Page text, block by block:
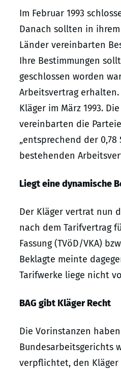
Im Februar 1993
Danach sollten in
Länder vereinbarten
Ihre Bestimmungen
geschlossen worden
Arbeitsvertrag
Kläger im März 1993.
vereinbarten die
„entsprechend der
bestehenden
Liegt eine dynamische
Der Kläger vertrat nun
nach dem Tarifvertrag
Fassung (TVöD/VKA)
Beklagte meinte
Tarifwerke liege nicht
BAG gibt Kläger Recht
Die Vorinstanzen
Bundesarbeitsgerichts
verpflichtet, den Kläger